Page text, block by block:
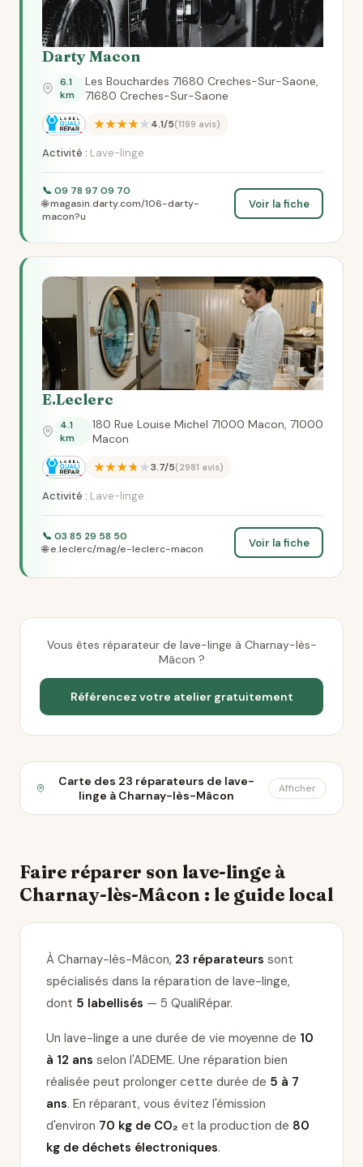
Darty Macon
6.1
km
Les Bouchardes 71680 Creches-Sur-Saone,
71680 Creches-Sur-Saone
★★★★★4.1/5(1199 avis)
Activité : Lave-linge
📞 09 78 97 09 70
🌐 magasin.darty.com/106-darty-
macon?u
Voir la fiche
E.Leclerc
4.1
km
180 Rue Louise Michel 71000 Macon, 71000
Macon
★★★★★3.7/5(2981 avis)
Activité : Lave-linge
📞 03 85 29 58 50
🌐 e.leclerc/mag/e-leclerc-macon
Voir la fiche
Vous êtes réparateur de lave-linge à Charnay-lès-
Mâcon ?
Référencez votre atelier gratuitement
Carte des 23 réparateurs de lave-
linge à Charnay-lès-Mâcon
Afficher
Faire réparer son lave-linge à
Charnay-lès-Mâcon : le guide local
À Charnay-lès-Mâcon, 23 réparateurs sont
spécialisés dans la réparation de lave-linge,
dont 5 labellisés — 5 QualiRépar.
Un lave-linge a une durée de vie moyenne de 10
à 12 ans selon l'ADEME. Une réparation bien
réalisée peut prolonger cette durée de 5 à 7
ans. En réparant, vous évitez l'émission
d'environ 70 kg de CO₂ et la production de 80
kg de déchets électroniques.